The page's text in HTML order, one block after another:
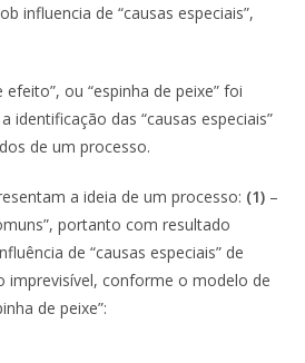
influencia de “causas especiais”,
ou “espinha de peixe” foi
identificação das “causas especiais”
de um processo.
a ideia de um processo: (1) –
portanto com resultado
de “causas especiais” de
imprevisível, conforme o modelo de
de peixe”: